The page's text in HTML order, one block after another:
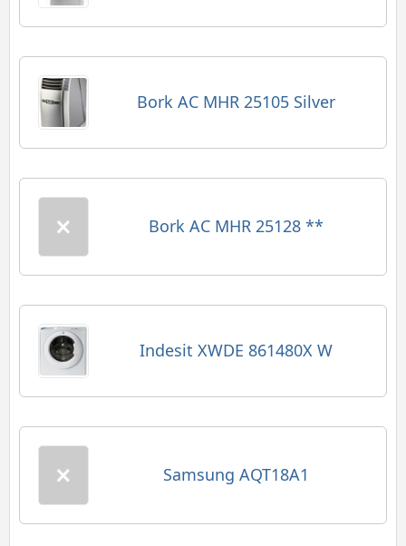
Bork AC MHR 25105 Silver
Bork AC MHR 25128 **
Indesit XWDE 861480X W
Samsung AQT18A1